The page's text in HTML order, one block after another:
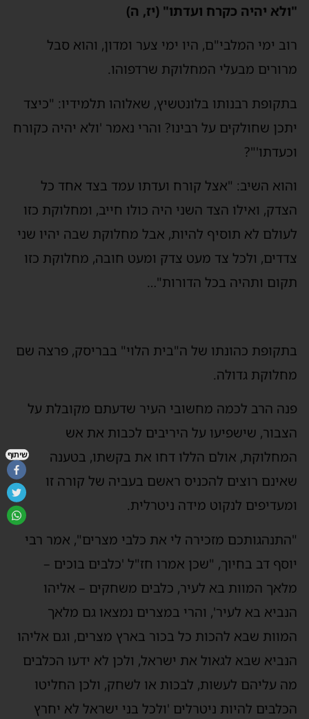
"ולא יהיה כקרח ועדתו" (יז, ה)
רוב ימי המלבי"ם, היו ימי צער ומדון, והוא סבל
מרורים מבעלי המחלוקת שרדפוהו.
בתקופת רבנותו בלונטשיץ, שאלוהו תלמידיו: "כיצד
יתכן שחולקים על רבינו? והרי נאמר 'ולא יהיה כקורח
וכעדתו'"?
והוא השיב: "אצל קורח ועדתו עמד בצד אחד כל
הצדק, ואילו הצד השני היה כולו חייב, ומחלוקת כזו
לעולם לא תוסיף להיות, אבל מחלוקת שבה יהיו שני
צדדים, ולכל צד מעט צדק ומעט חובה, מחלוקת כזו
תקום ותהיה בכל הדורות"…
בתקופת כהונתו של ה"בית הלוי" בבריסק, פרצה שם
מחלוקת גדולה.
פנה הרב לכמה מחשובי העיר שדעתם מקובלת על
הצבור, שישפיעו על היריבים לכבות את אש
המחלוקת, אולם הללו דחו את בקשתו, בטענה
שאינם רוצים להכניס ראשם בעביה של קורה זו
ומעדיפים לנקוט מידה ניטרלית.
"התנהגותכם מזכירה לי את כלבי מצרים", אמר רבי
יוסף דב בחיוך, "שכן אמרו חז"ל 'כלבים בוכים –
מלאך המוות בא לעיר, כלבים משחקים – אליהו
הנביא בא לעיר', והרי במצרים נמצאו גם מלאך
המוות שבא להכות כל בכור בארץ מצרים, וגם אליהו
הנביא שבא לגאול את ישראל, ולכן לא ידעו הכלבים
מה עליהם לעשות, לבכות או לשחק, ולכן החליטו
הכלבים להיות ניטרלים 'ולכל בני ישראל לא יחרץ
שיתוף